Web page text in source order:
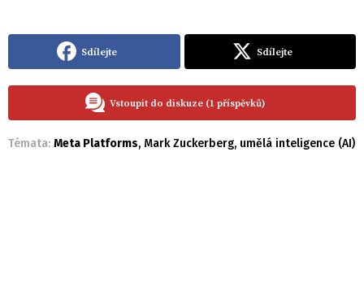
Sdílejte Sdílejte
Vstoupit do diskuze (1 příspěvků)
Témata: Meta Platforms, Mark Zuckerberg, umělá inteligence (AI)